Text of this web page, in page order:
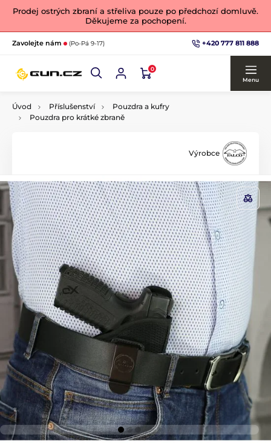
Prodej ostrých zbraní a střeliva pouze po předchozí domluvě.
Děkujeme za pochopení.
Zavolejte nám (Po-Pá 9-17) +420 777 811 888
0
Menu
Úvod Příslušenství
Pouzdra a kufry
Pouzdra pro krátké zbraně
Výrobce